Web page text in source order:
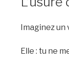
Imaginez
Elle : tu ne